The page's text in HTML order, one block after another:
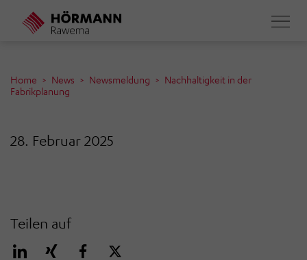
Direkt
Home News Newsmeldung
Nachhaltigkeit in der
Fabrikplanung
28. Februar 2025
Teilen auf